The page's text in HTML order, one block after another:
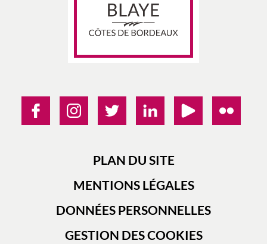
PLAN DU SITE
MENTIONS LÉGALES
DONNÉES PERSONNELLES
GESTION DES COOKIES